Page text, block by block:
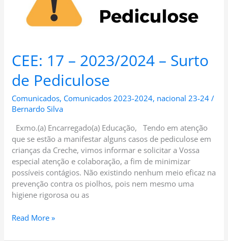
CEE: 17 – 2023/2024 – Surto
de Pediculose
Comunicados, Comunicados 2023-2024, nacional 23-24 /
Bernardo Silva
Exmo.(a) Encarregado(a) Educação, Tendo em atenção
que se estão a manifestar alguns casos de pediculose em
crianças da Creche, vimos informar e solicitar a Vossa
especial atenção e colaboração, a fim de minimizar
possíveis contágios. Não existindo nenhum meio eficaz na
prevenção contra os piolhos, pois nem mesmo uma
higiene rigorosa ou as
Read More »